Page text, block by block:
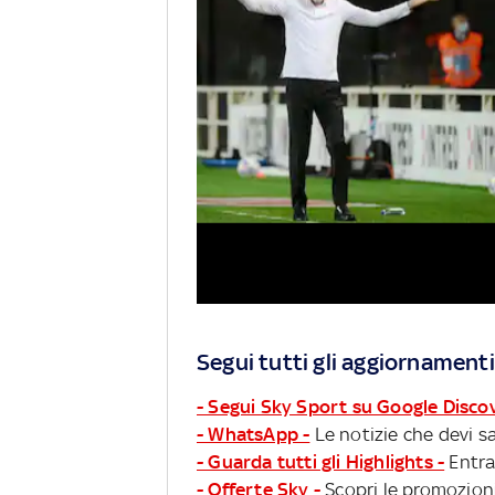
Segui tutti gli
- Segui Sky Sport su Google
- WhatsApp - Le notizie che devi
- Guarda tutti gli Highlights -
- Offerte Sky - Scopri le